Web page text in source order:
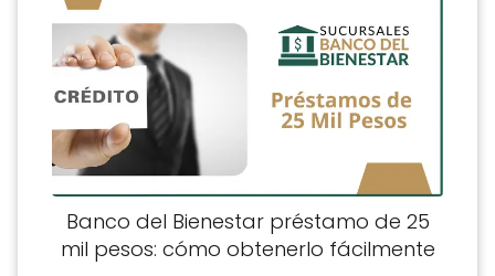
Banco del Bienestar préstamo de 25
mil pesos: cómo obtenerlo fácilmente